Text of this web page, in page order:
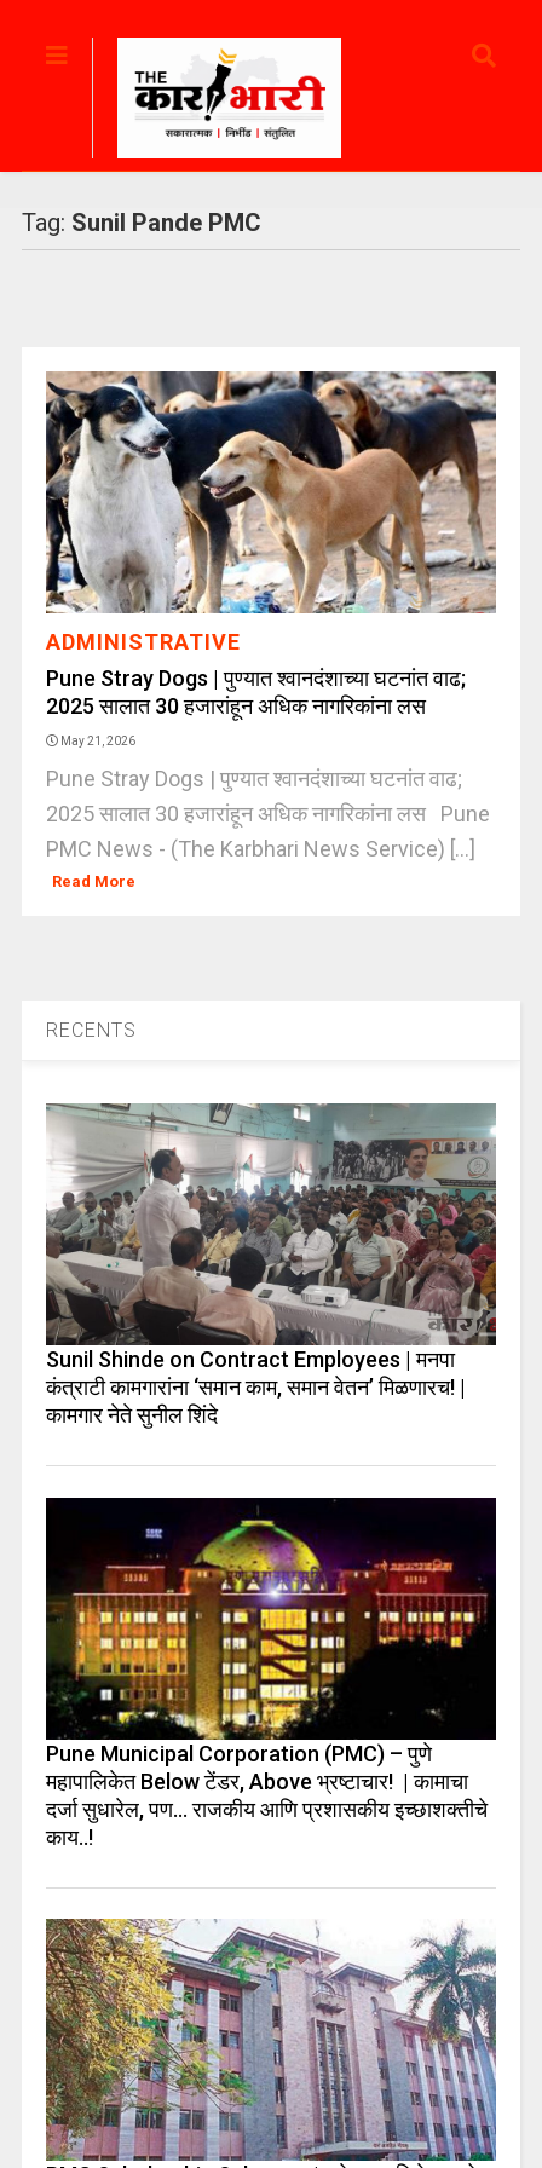
Tag: Sunil Pande PMC
ADMINISTRATIVE
Pune Stray Dogs | पुण्यात श्वानदंशाच्या घटनांत वाढ;
2025 सालात 30 हजारांहून अधिक नागरिकांना लस
May 21, 2026
Pune Stray Dogs | पुण्यात श्वानदंशाच्या घटनांत वाढ;
2025 सालात 30 हजारांहून अधिक नागरिकांना लस Pune
PMC News - (The Karbhari News Service) [...]
Read More
RECENTS
Sunil Shinde on Contract Employees | मनपा
कंत्राटी कामगारांना ‘समान काम, समान वेतन’ मिळणारच! |
कामगार नेते सुनील शिंदे
Pune Municipal Corporation (PMC) – पुणे
महापालिकेत Below टेंडर, Above भ्रष्टाचार! | कामाचा
दर्जा सुधारेल, पण… राजकीय आणि प्रशासकीय इच्छाशक्तीचे
काय..!